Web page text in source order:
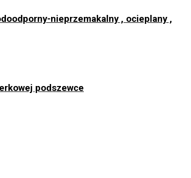
nieprzemakalny , ocieplany ,
podszewce